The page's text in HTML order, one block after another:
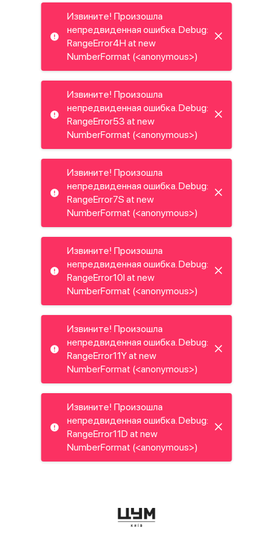
Извините! Произошла
непредвиденная ошибка. Debug:
RangeError4H at new
NumberFormat (<anonymous>)
Извините! Произошла
непредвиденная ошибка. Debug:
RangeError53 at new
NumberFormat (<anonymous>)
Извините! Произошла
непредвиденная ошибка. Debug:
RangeError7S at new
NumberFormat (<anonymous>)
Извините! Произошла
непредвиденная ошибка. Debug:
RangeError10I at new
NumberFormat (<anonymous>)
Извините! Произошла
непредвиденная ошибка. Debug:
RangeError11Y at new
NumberFormat (<anonymous>)
Извините! Произошла
непредвиденная ошибка. Debug:
RangeError11D at new
NumberFormat (<anonymous>)